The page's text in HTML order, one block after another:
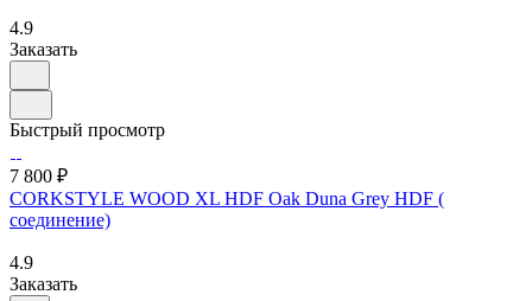
4.9
Заказать
Быстрый просмотр
7 800 ₽
CORKSTYLE WOOD XL HDF Oak Duna Grey HDF (
соединение)
4.9
Заказать